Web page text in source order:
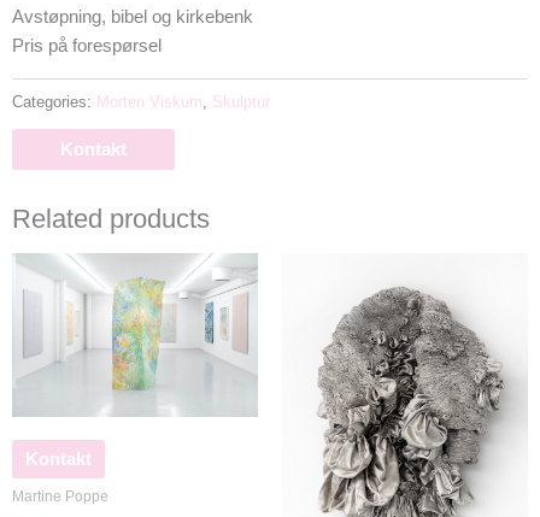
Avstøpning, bibel og kirkebenk
Pris på forespørsel
Categories: Morten Viskum Skulptur
Kontakt
Related products
Kontakt
Martine Poppe